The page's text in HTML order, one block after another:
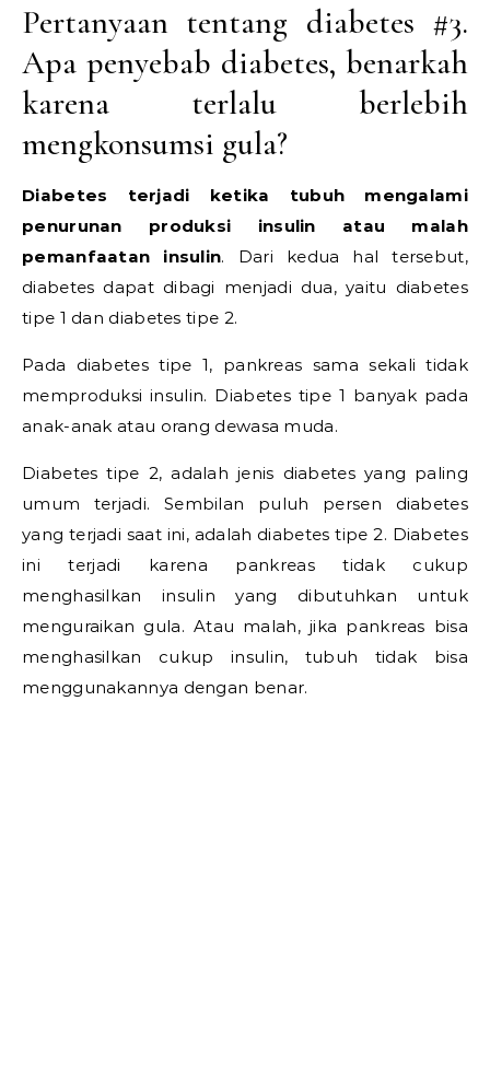
Pertanyaan tentang diabetes #3.
Apa penyebab diabetes, benarkah
karena terlalu berlebih
mengkonsumsi gula?
Diabetes terjadi ketika tubuh mengalami
penurunan produksi insulin atau malah
pemanfaatan insulin. Dari kedua hal tersebut,
diabetes dapat dibagi menjadi dua, yaitu diabetes
tipe 1 dan diabetes tipe 2.
Pada diabetes tipe 1, pankreas sama sekali tidak
memproduksi insulin. Diabetes tipe 1 banyak pada
anak-anak atau orang dewasa muda.
Diabetes tipe 2, adalah jenis diabetes yang paling
umum terjadi. Sembilan puluh persen diabetes
yang terjadi saat ini, adalah diabetes tipe 2. Diabetes
ini terjadi karena pankreas tidak cukup
menghasilkan insulin yang dibutuhkan untuk
menguraikan gula. Atau malah, jika pankreas bisa
menghasilkan cukup insulin, tubuh tidak bisa
menggunakannya dengan benar.